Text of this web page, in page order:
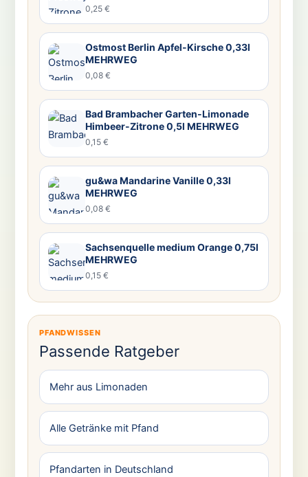
0,25 €
Ostmost Berlin Apfel-Kirsche 0,33l
MEHRWEG
0,08 €
Bad Brambacher Garten-Limonade
Himbeer-Zitrone 0,5l MEHRWEG
0,15 €
gu&wa Mandarine Vanille 0,33l
MEHRWEG
0,08 €
Sachsenquelle medium Orange 0,75l
MEHRWEG
0,15 €
PFANDWISSEN
Passende Ratgeber
Mehr aus Limonaden
Alle Getränke mit Pfand
Pfandarten in Deutschland